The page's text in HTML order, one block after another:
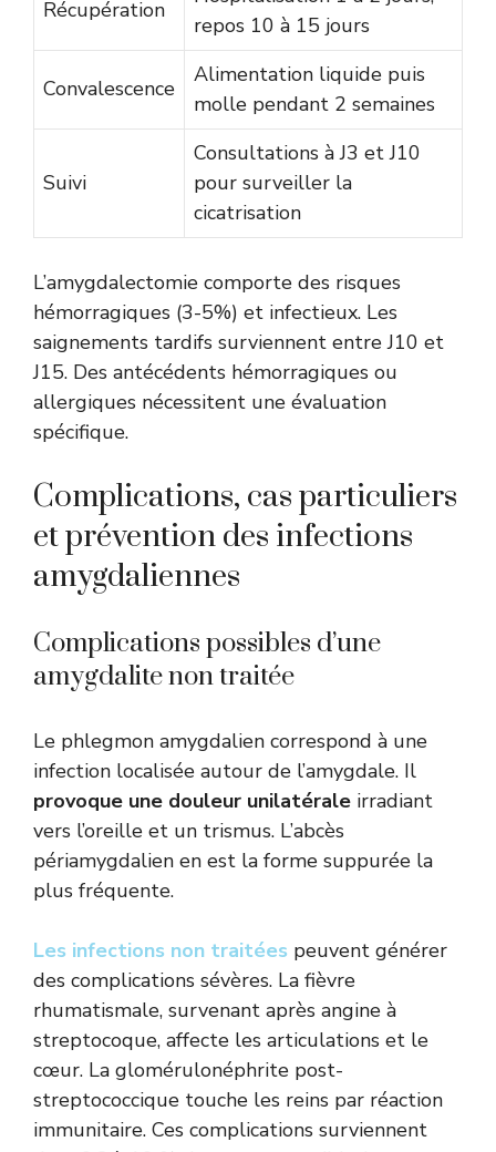
Récupération
repos 10 à 15 jours
Convalescence
Alimentation liquide puis
molle pendant 2 semaines
Suivi
Consultations à J3 et J10
pour surveiller la
cicatrisation
L’amygdalectomie comporte des risques
hémorragiques (3-5%) et infectieux. Les
saignements tardifs surviennent entre J10 et
J15. Des antécédents hémorragiques ou
allergiques nécessitent une évaluation
spécifique.
Complications, cas particuliers
et prévention des infections
amygdaliennes
Complications possibles d’une
amygdalite non traitée
Le phlegmon amygdalien correspond à une
infection localisée autour de l’amygdale. Il
provoque une douleur unilatérale irradiant
vers l’oreille et un trismus. L’abcès
périamygdalien en est la forme suppurée la
plus fréquente.
Les infections non traitées peuvent générer
des complications sévères. La fièvre
rhumatismale, survenant après angine à
streptocoque, affecte les articulations et le
cœur. La glomérulonéphrite post-
streptococcique touche les reins par réaction
immunitaire. Ces complications surviennent